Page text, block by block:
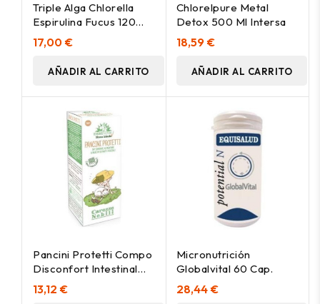
Triple Alga Chlorella
Espirulina Fucus 120
Cap Intersa
17,00 €
AÑADIR AL CARRITO
Chlorelpure Metal
Detox 500 Ml Intersa
18,59 €
AÑADIR AL CARRITO
Pancini Protetti Compo
Disconfort Intestinal
150Ml
13,12 €
Micronutrición
Globalvital 60 Cap.
28,44 €